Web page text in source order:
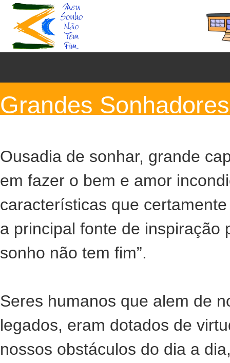
Grandes Sonhadores
Ousadia de sonhar, grande
em fazer o bem e amor
características que
a principal fonte de inspiração
sonho não tem fim”.
Seres humanos que alem de
legados, eram dotados de
nossos obstáculos do dia a